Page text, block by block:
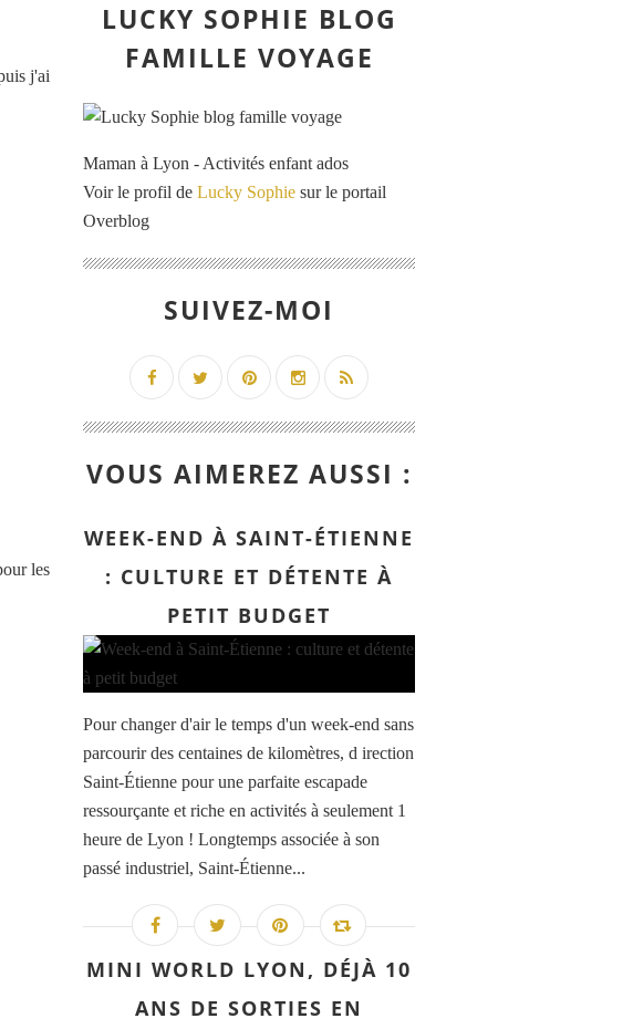
j'ai
les
LUCKY SOPHIE BLOG
FAMILLE VOYAGE
Maman à Lyon - Activités enfant ados
Voir le profil de Lucky Sophie sur le portail
Overblog
SUIVEZ-MOI
VOUS AIMEREZ AUSSI :
WEEK-END À SAINT-ÉTIENNE
: CULTURE ET DÉTENTE À
PETIT BUDGET
Pour changer d'air le temps d'un week-end sans
parcourir des centaines de kilomètres, d irection
Saint-Étienne pour une parfaite escapade
ressourçante et riche en activités à seulement 1
heure de Lyon ! Longtemps associée à son
passé industriel, Saint-Étienne...
MINI WORLD LYON, DÉJÀ 10
ANS DE SORTIES EN